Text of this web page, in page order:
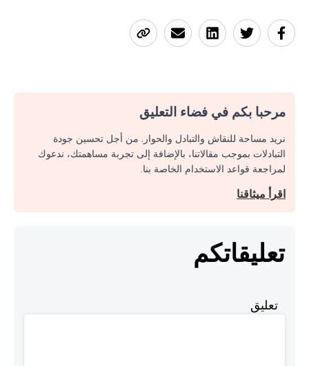
مرحبا بكم في فضاء التعليق
نريد مساحة للنقاش والتبادل والحوار. من أجل تحسين جودة
التبادلات بموجب مقالاتنا، بالإضافة إلى تجربة مساهمتك، ندعوك
لمراجعة قواعد الاستخدام الخاصة بنا.
اقرأ ميثاقنا
تعليقاتكم
تعليق